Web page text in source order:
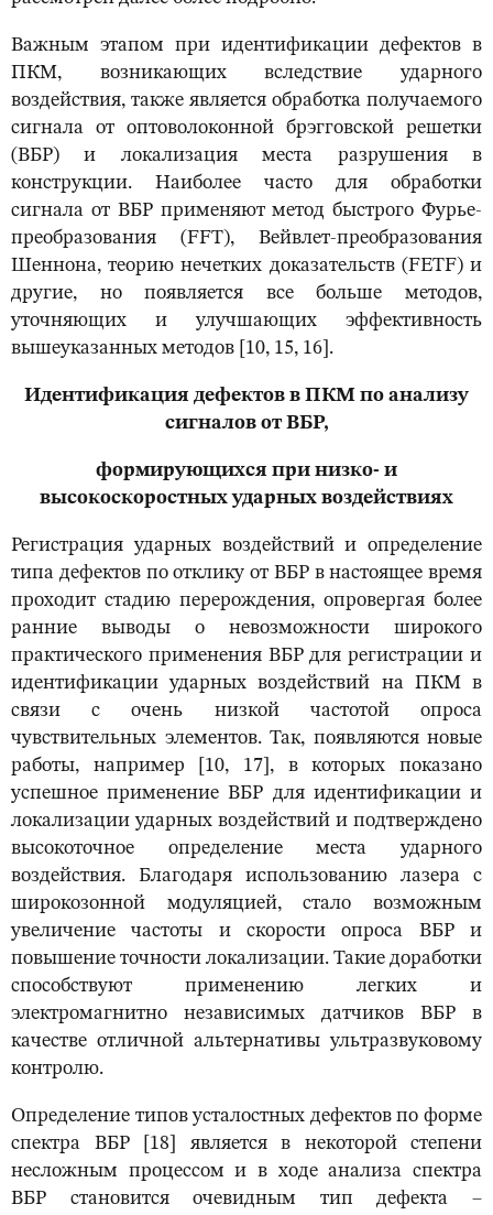
Важным этапом при идентификации дефектов в
ПКМ, возникающих вследствие ударного
воздействия, также является обработка получаемого
сигнала от оптоволоконной брэгговской решетки
(ВБР) и локализация места разрушения в
конструкции. Наиболее часто для обработки
сигнала от ВБР применяют метод быстрого Фурье-
преобразования (FFT), Вейвлет-преобразования
Шеннона, теорию нечетких доказательств (FETF) и
другие, но появляется все больше методов,
уточняющих и улучшающих эффективность
вышеуказанных методов [10, 15, 16].
Идентификация дефектов в ПКМ по анализу
сигналов от ВБР,
формирующихся при низко- и
высокоскоростных ударных воздействиях
Регистрация ударных воздействий и определение
типа дефектов по отклику от ВБР в настоящее время
проходит стадию перерождения, опровергая более
ранние выводы о невозможности широкого
практического применения ВБР для регистрации и
идентификации ударных воздействий на ПКМ в
связи с очень низкой частотой опроса
чувствительных элементов. Так, появляются новые
работы, например [10, 17], в которых показано
успешное применение ВБР для идентификации и
локализации ударных воздействий и подтверждено
высокоточное определение места ударного
воздействия. Благодаря использованию лазера с
широкозонной модуляцией, стало возможным
увеличение частоты и скорости опроса ВБР и
повышение точности локализации. Такие доработки
способствуют применению легких и
электромагнитно независимых датчиков ВБР в
качестве отличной альтернативы ультразвуковому
контролю.
Определение типов усталостных дефектов по форме
спектра ВБР [18] является в некоторой степени
несложным процессом и в ходе анализа спектра
ВБР становится очевидным тип дефекта –